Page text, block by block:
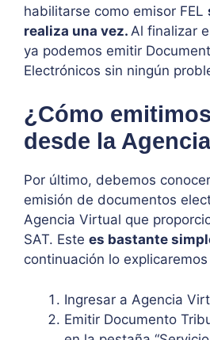
habilitarse como emisor FEL
realiza una vez. Al finalizar
ya podemos emitir
Electrónicos sin ningún
¿Cómo
desde la
Por último, debemos
emisión de documentos
Agencia Virtual que
SAT. Este es bastante
continuación lo
Ingresar a Agencia
Emitir Documento